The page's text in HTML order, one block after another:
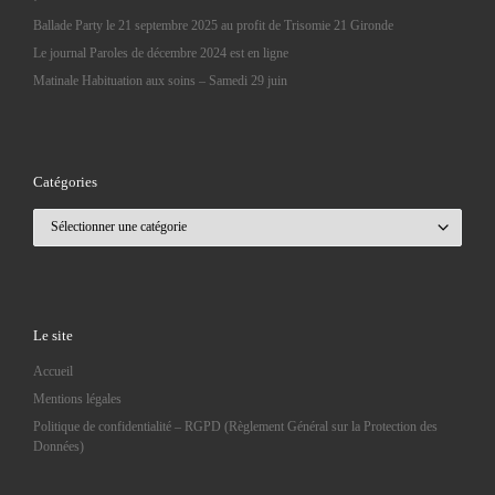
Ballade Party le 21 septembre 2025 au profit de Trisomie 21 Gironde
Le journal Paroles de décembre 2024 est en ligne
Matinale Habituation aux soins – Samedi 29 juin
Catégories
Le site
Accueil
Mentions légales
Politique de confidentialité – RGPD (Règlement Général sur la Protection des
Données)